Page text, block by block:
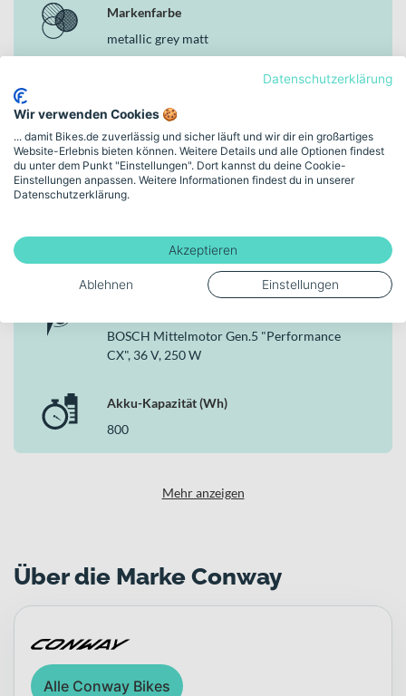
Integrierter BOSCH „Powertube 800“ Akku mit 800 Wh für
hohe Reichweite
Scheibenbremsen vorne und hinten
StVZO-konforme Beleuchtung mit HERRMANS MR9
Frontleuchte und AXA Juno E-Bike, Brake Light
Zulässiges Gesamtgewicht von 140 kg für vielseitige Nutzung
überzeugt
Als ausgewogenes E-Trekkingbike verbindet das Conway eine
robuste Aluminiumkonstruktion, ein leistungsstarkes Bosch-
Federgabel und die hydraulischen 4/4-Kolben-Bremsen. Damit
erhältst du ein zuverlässiges Gesamtpaket, das dich im Alltag
ebenso souverän begleitet wie auf längeren Touren – komfortabel,
Markenfarbe
metallic grey matt
41 cm | (27,5")
Schaltungstyp
Kettenschaltung
Bremsen
Hydraulische Scheibenbremse
BOSCH Mittelmotor Gen.5 "Performance
CX", 36 V, 250 W
Akku-Kapazität (Wh)
800
Mehr anzeigen
Über die Marke Conway
Alle Conway Bikes
Datenschutzerklärung
Wir verwenden Cookies 🍪
... damit Bikes.de zuverlässig und sicher läuft und wir dir ein großartiges
Website-Erlebnis bieten können. Weitere Details und alle Optionen findest
du unter dem Punkt "Einstellungen". Dort kannst du deine Cookie-
Einstellungen anpassen. Weitere Informationen findest du in unserer
Datenschutzerklärung.
Akzeptieren
Ablehnen Einstellungen